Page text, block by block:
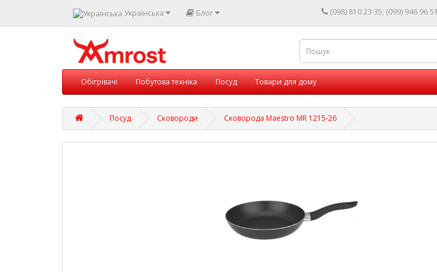
Українська Блог (098) 810 23 35; (099) 946 96 51
Обігрівачі Побутова техніка Посуд Товари для дому
Посуд Сковороди Сковорода Maestro MR 1215-26